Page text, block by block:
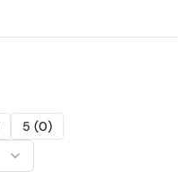
5 (0)